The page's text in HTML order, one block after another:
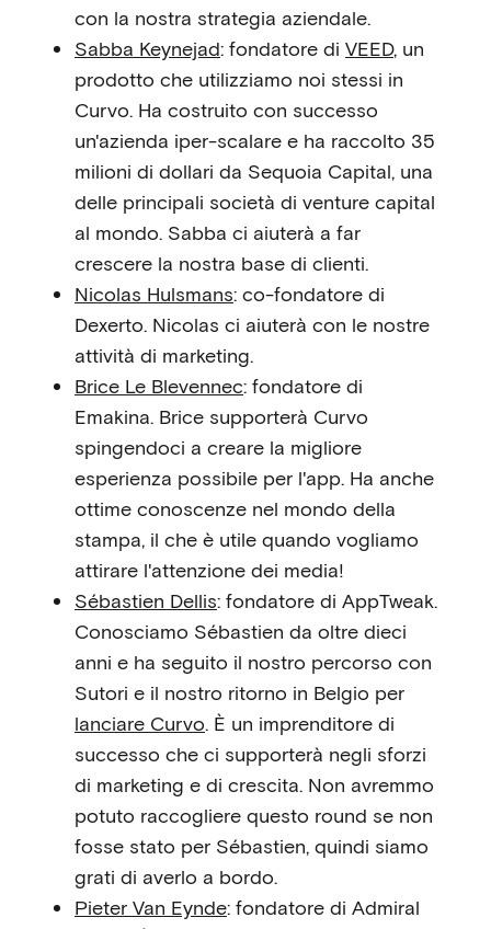
con la nostra strategia aziendale.
Sabba Keynejad: fondatore di VEED, un
prodotto che utilizziamo noi stessi in
Curvo. Ha costruito con successo
un'azienda iper-scalare e ha raccolto 35
milioni di dollari da Sequoia Capital, una
delle principali società di venture capital
al mondo. Sabba ci aiuterà a far
crescere la nostra base di clienti.
Nicolas Hulsmans: co-fondatore di
Dexerto. Nicolas ci aiuterà con le nostre
attività di marketing.
Brice Le Blevennec: fondatore di
Emakina. Brice supporterà Curvo
spingendoci a creare la migliore
esperienza possibile per l'app. Ha anche
ottime conoscenze nel mondo della
stampa, il che è utile quando vogliamo
attirare l'attenzione dei media!
Sébastien Dellis: fondatore di AppTweak.
Conosciamo Sébastien da oltre dieci
anni e ha seguito il nostro percorso con
Sutori e il nostro ritorno in Belgio per
lanciare Curvo. È un imprenditore di
successo che ci supporterà negli sforzi
di marketing e di crescita. Non avremmo
potuto raccogliere questo round se non
fosse stato per Sébastien, quindi siamo
grati di averlo a bordo.
Pieter Van Eynde: fondatore di Admiral